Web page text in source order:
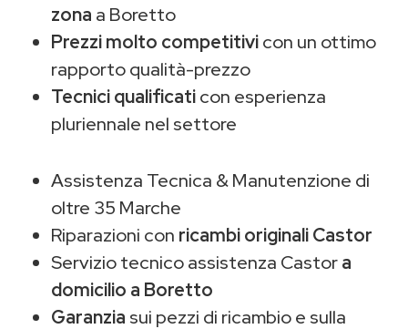
zona a Boretto
Prezzi molto competitivicon un ottimo
rapporto qualità-prezzo
Tecnici qualificaticon esperienza
pluriennale nel settore
Assistenza Tecnica & Manutenzione di
oltre 35 Marche
Riparazioni con ricambi originali Castor
Servizio tecnico assistenza Castora
domicilio a Boretto
Garanzia sui pezzi di ricambio e sulla